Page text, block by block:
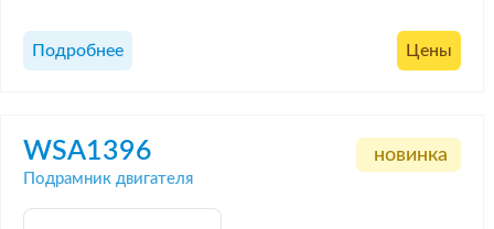
Подробнее Цены
WSA1396
Подрамник двигателя
новинка